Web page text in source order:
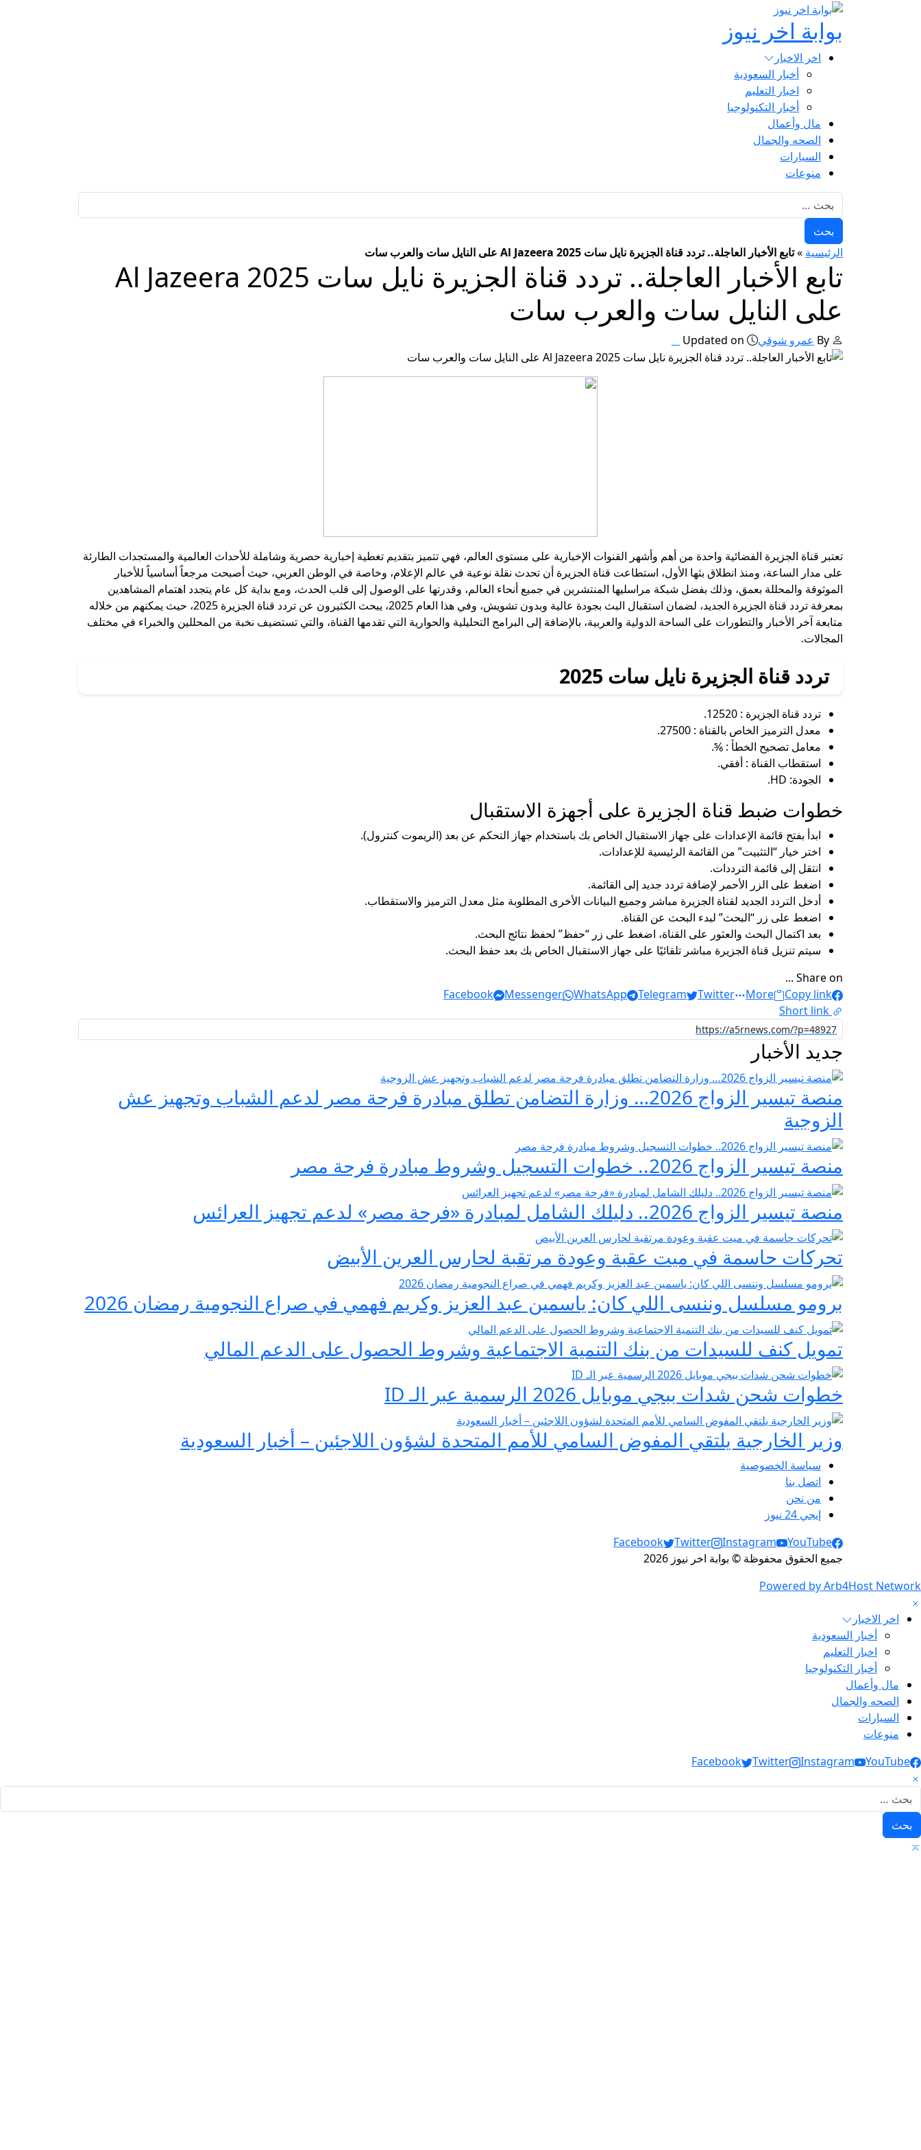
بوابة اخر نيوز
اخر الاخبار
أخبار السعودية
اخبار التعليم
أخبار التكنولوجيا
مال وأعمال
الصحه والجمال
السيارات
منوعات
الرئيسية »تابع الأخبار العاجلة.. تردد قناة الجزيرة نايل سات 2025 Al Jazeera على النايل سات والعرب سات
تابع الأخبار العاجلة.. تردد قناة الجزيرة نايل سات 2025 Al Jazeera
على النايل سات والعرب سات
By عمرو شوقي Updated on
تعتبر قناة الجزيرة الفضائية واحدة من أهم وأشهر القنوات الإخبارية على مستوى العالم، فهي تتميز بتقديم تغطية إخبارية حصرية وشاملة للأحداث العالمية والمستجدات الطارئة
على مدار الساعة، ومنذ انطلاق بثها الأول، استطاعت قناة الجزيرة أن تحدث نقلة نوعية في عالم الإعلام، وخاصة في الوطن العربي، حيث أصبحت مرجعاً أساسياً للأخبار
الموثوقة والمحللة بعمق، وذلك بفضل شبكة مراسليها المنتشرين في جميع أنحاء العالم، وقدرتها على الوصول إلى قلب الحدث، ومع بداية كل عام يتجدد اهتمام المشاهدين
بمعرفة تردد قناة الجزيرة الجديد، لضمان استقبال البث بجودة عالية وبدون تشويش، وفي هذا العام 2025، يبحث الكثيرون عن تردد قناة الجزيرة 2025، حيث يمكنهم من خلاله
متابعة آخر الأخبار والتطورات على الساحة الدولية والعربية، بالإضافة إلى البرامج التحليلية والحوارية التي تقدمها القناة، والتي تستضيف نخبة من المحللين والخبراء في مختلف
المجالات.
تردد قناة الجزيرة نايل سات 2025
تردد قناة الجزيرة : 12520.
معدل الترميز الخاص بالقناة : 27500.
معامل تصحيح الخطأ : ⅚.
استقطاب القناة : أفقي.
الجودة: HD.
خطوات ضبط قناة الجزيرة على أجهزة الاستقبال
ابدأ بفتح قائمة الإعدادات على جهاز الاستقبال الخاص بك باستخدام جهاز التحكم عن بعد (الريموت كنترول).
اختر خيار “التثبيت” من القائمة الرئيسية للإعدادات.
انتقل إلى قائمة الترددات.
اضغط على الزر الأحمر لإضافة تردد جديد إلى القائمة.
أدخل التردد الجديد لقناة الجزيرة مباشر وجميع البيانات الأخرى المطلوبة مثل معدل الترميز والاستقطاب.
اضغط على زر “البحث” لبدء البحث عن القناة.
بعد اكتمال البحث والعثور على القناة، اضغط على زر “حفظ” لحفظ نتائج البحث.
سيتم تنزيل قناة الجزيرة مباشر تلقائيًا على جهاز الاستقبال الخاص بك بعد حفظ البحث.
Share on ...
Facebook
Messenger WhatsApp Telegram Twitter More
Copy link
Short link
جديد الأخبار
منصة تيسير الزواج 2026… وزارة التضامن تطلق مبادرة فرحة مصر لدعم الشباب وتجهيز عش
الزوجية
منصة تيسير الزواج 2026.. خطوات التسجيل وشروط مبادرة فرحة مصر
منصة تيسير الزواج 2026.. دليلك الشامل لمبادرة «فرحة مصر» لدعم تجهيز العرائس
تحركات حاسمة في ميت عقبة وعودة مرتقبة لحارس العرين الأبيض
برومو مسلسل وننسى اللي كان: ياسمين عبد العزيز وكريم فهمي في صراع النجومية رمضان 2026
تمويل كنف للسيدات من بنك التنمية الاجتماعية وشروط الحصول على الدعم المالي
خطوات شحن شدات ببجي موبايل 2026 الرسمية عبر الـ ID
وزير الخارجية يلتقي المفوض السامي للأمم المتحدة لشؤون اللاجئين – أخبار السعودية
سياسة الخصوصية
اتصل بنا
من نحن
إيجي 24 نيوز
Social Links
Facebook Twitter Instagram
YouTube
جميع الحقوق محفوظة © بوابة اخر نيوز 2026
Powered by Arb4Host Network
اخر الاخبار
أخبار السعودية
اخبار التعليم
أخبار التكنولوجيا
مال وأعمال
الصحه والجمال
السيارات
منوعات
Social Links
Facebook Twitter Instagram YouTube